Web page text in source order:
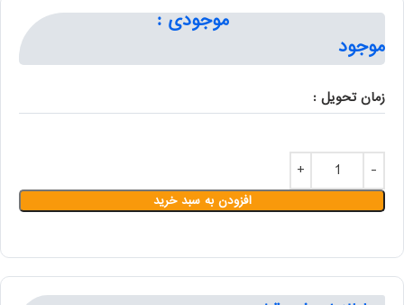
موجودی :
موجود
زمان تحویل :
افزودن به سبد خرید